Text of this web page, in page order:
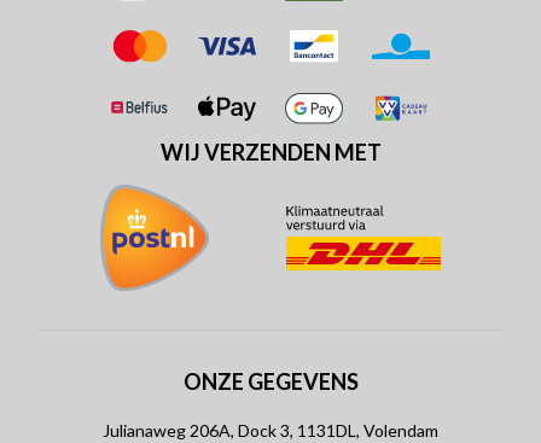
WIJ VERZENDEN MET
ONZE GEGEVENS
Julianaweg 206A, Dock 3, 1131DL, Volendam